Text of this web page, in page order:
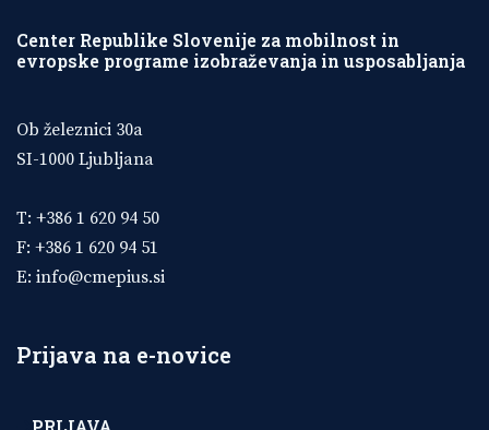
Center Republike Slovenije za mobilnost in
evropske programe izobraževanja in usposabljanja
Ob železnici 30a
SI-1000 Ljubljana
T: +386 1 620 94 50
F: +386 1 620 94 51
E: info@cmepius.si
Prijava na e-novice